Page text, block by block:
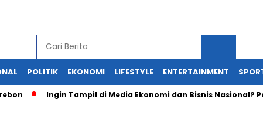
POLITIK EKONOMI LIFESTYLE ENTERTAINMENT
Ingin Tampil di Media Ekonomi dan Bisnis Nasional?